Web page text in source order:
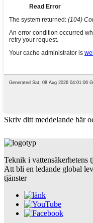
Skriv ditt meddelande här
Teknik i vattensäkerhetens
Att bli en ledande global
tjänster